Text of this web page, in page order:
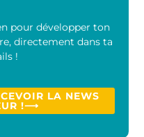
pour développer ton
directement dans ta
!
LA NEWS
!⟶